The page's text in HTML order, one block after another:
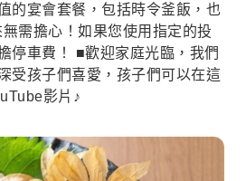
的宴會套餐，包括時令釜飯，也
需擔心！如果您使用指定的投
停車費！ ■歡迎家庭光臨，我們
受孩子們喜愛，孩子們可以在這
影片♪